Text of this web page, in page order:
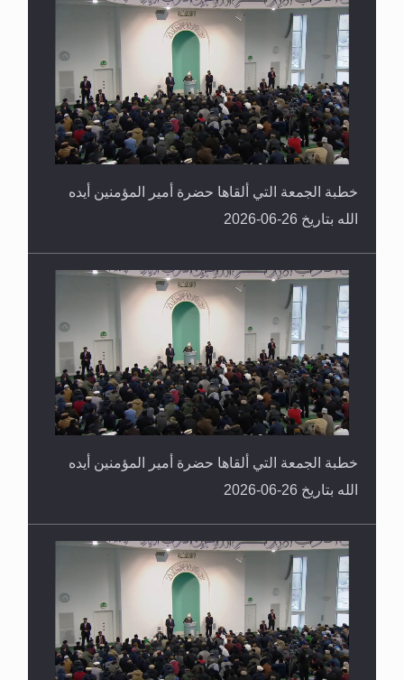
خطبة الجمعة التي ألقاها حضرة أمير المؤمنين أيده
الله بتاريخ 26-06-2026
خطبة الجمعة التي ألقاها حضرة أمير المؤمنين أيده
الله بتاريخ 26-06-2026